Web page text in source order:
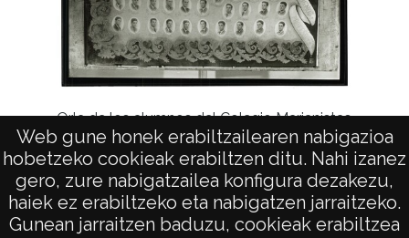
Web gune honek erabiltzailearen nabigazioa
hobetzeko cookieak erabiltzen ditu. Nahi izanez
gero, zure nabigatzailea konfigura dezakezu,
haiek ez erabiltzeko eta nabigatzen jarraitzeko.
Gunean jarraitzen baduzu, cookieak erabiltzea
Orla de los alumnos del Colegio Marianistas